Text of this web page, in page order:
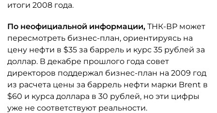
итоги 2008 года.
По неофициальной информации, ТНК-ВР может
пересмотреть бизнес-план, ориентируясь на
цену нефти в $35 за баррель и курс 35 рублей за
доллар. В декабре прошлого года совет
директоров поддержал бизнес-план на 2009 год
из расчета цены за баррель нефти марки Brent в
$60 и курса доллара в 30 рублей, но эти цифры
уже не соответствуют реальности.